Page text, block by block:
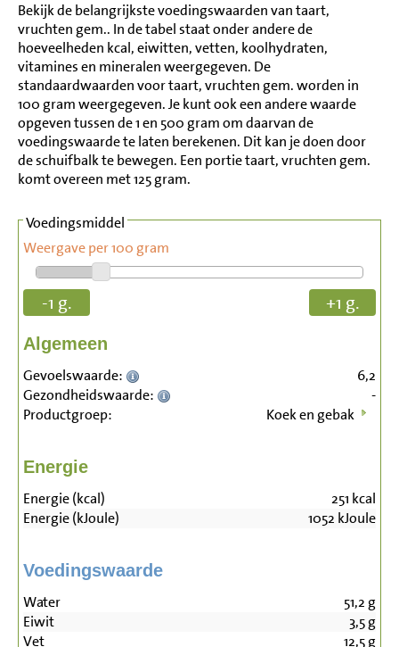
Bekijk de belangrijkste voedingswaarden van taart,
vruchten gem.. In de tabel staat onder andere de
hoeveelheden kcal, eiwitten, vetten, koolhydraten,
vitamines en mineralen weergegeven. De
standaardwaarden voor taart, vruchten gem. worden in
100 gram weergegeven. Je kunt ook een andere waarde
opgeven tussen de 1 en 500 gram om daarvan de
voedingswaarde te laten berekenen. Dit kan je doen door
de schuifbalk te bewegen. Een portie taart, vruchten gem.
komt overeen met 125 gram.
Voedingsmiddel
Weergave per 100 gram
-1 g. +1 g.
Algemeen
Gevoelswaarde:
6,2
Gezondheidswaarde:
-
Productgroep:
Koek en gebak
Energie
Energie (kcal) 251 kcal
Energie (kJoule)
1052 kJoule
Voedingswaarde
Water 51,2 g
Eiwit
3,5g
Vet
12,5g